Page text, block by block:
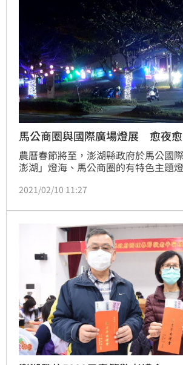
馬公商圈與國際廣場燈展 愈夜
農曆春節將至，澎湖縣政府於馬公國
澎湖」燈海、馬公商圈的有特色主題
澎湖團圓過年。
2021/02/10 11:27